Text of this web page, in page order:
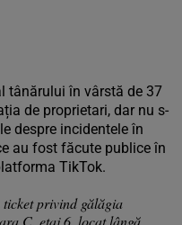
tânărului în vârstă de 37
de proprietari, dar nu s-
despre incidentele în
au fost făcute publice în
TikTok.
privind gălăgia
C, etaj 6, locat lângă